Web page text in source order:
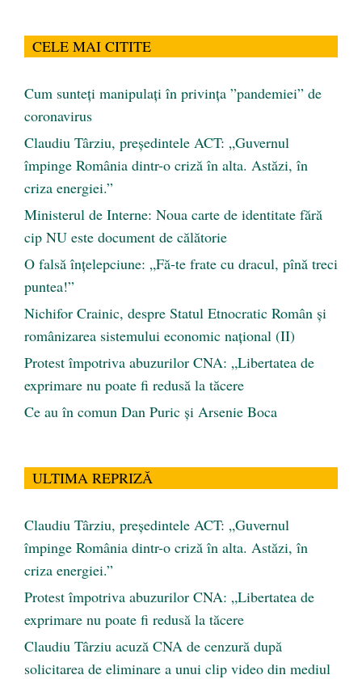
CELE MAI CITITE
Cum sunteți manipulați în privința ”pandemiei” de
coronavirus
Claudiu Târziu, președintele ACT: „Guvernul
împinge România dintr-o criză în alta. Astăzi, în
criza energiei.”
Ministerul de Interne: Noua carte de identitate fără
cip NU este document de călătorie
O falsă înțelepciune: „Fă-te frate cu dracul, pînă treci
puntea!”
Nichifor Crainic, despre Statul Etnocratic Român şi
românizarea sistemului economic naţional (II)
Protest împotriva abuzurilor CNA: „Libertatea de
exprimare nu poate fi redusă la tăcere
Ce au în comun Dan Puric şi Arsenie Boca
ULTIMA REPRIZĂ
Claudiu Târziu, președintele ACT: „Guvernul
împinge România dintr-o criză în alta. Astăzi, în
criza energiei.”
Protest împotriva abuzurilor CNA: „Libertatea de
exprimare nu poate fi redusă la tăcere
Claudiu Târziu acuză CNA de cenzură după
solicitarea de eliminare a unui clip video din mediul